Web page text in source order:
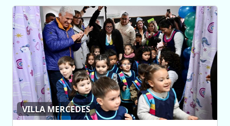
VILLA MERCEDES